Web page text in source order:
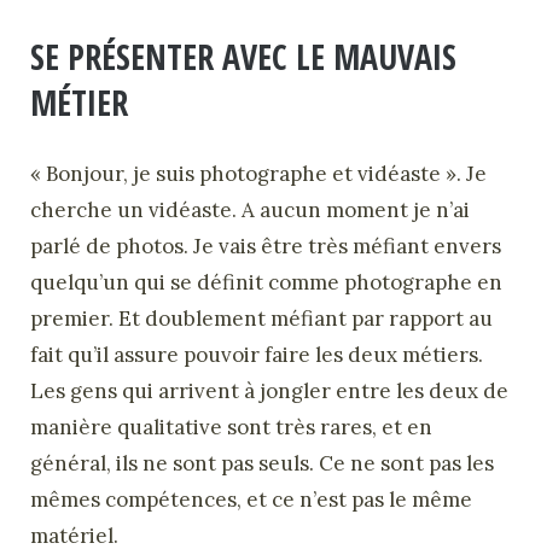
SE PRÉSENTER AVEC LE MAUVAIS
MÉTIER
« Bonjour, je suis photographe et vidéaste ». Je
cherche un vidéaste. A aucun moment je n’ai
parlé de photos. Je vais être très méfiant envers
quelqu’un qui se définit comme photographe en
premier. Et doublement méfiant par rapport au
fait qu’il assure pouvoir faire les deux métiers.
Les gens qui arrivent à jongler entre les deux de
manière qualitative sont très rares, et en
général, ils ne sont pas seuls. Ce ne sont pas les
mêmes compétences, et ce n’est pas le même
matériel.